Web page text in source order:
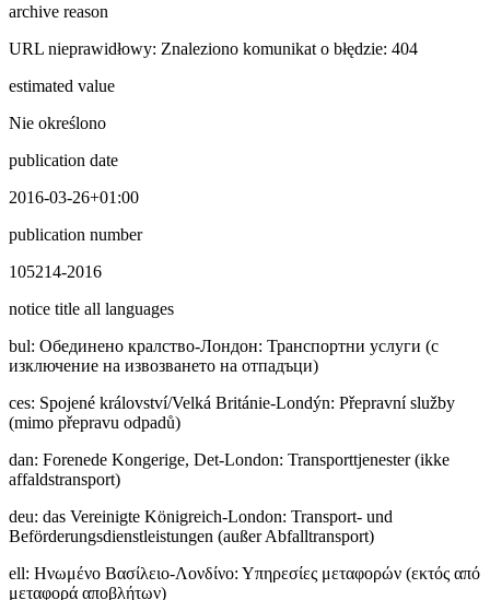
archive reason
URL nieprawidłowy: Znaleziono komunikat o błędzie: 404
estimated value
Nie określono
publication date
2016-03-26+01:00
publication number
105214-2016
notice title all languages
bul: Обединено кралство-Лондон: Транспортни услуги (с
изключение на извозването на отпадъци)
ces: Spojené království/Velká Británie-Londýn: Přepravní služby
(mimo přepravu odpadů)
dan: Forenede Kongerige, Det-London: Transporttjenester (ikke
affaldstransport)
deu: das Vereinigte Königreich-London: Transport- und
Beförderungsdienstleistungen (außer Abfalltransport)
ell: Ηνωμένο Βασίλειο-Λονδίνο: Υπηρεσίες μεταφορών (εκτός από
μεταφορά αποβλήτων)